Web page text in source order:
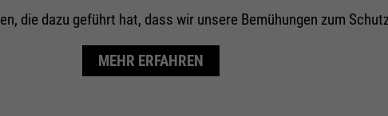
die dazu geführt hat, dass wir unsere Bemühungen zum
MEHR ERFAHREN